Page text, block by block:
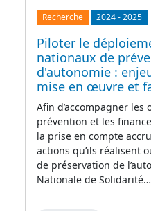
Recherche 2024-2025
Piloter le
nationaux de
d'autonomie :
mise en œuvre et
Afin d’accompagner les
prévention et les
la prise en compte
actions qu’ils réalisent
de préservation de
Nationale de Solidarité…